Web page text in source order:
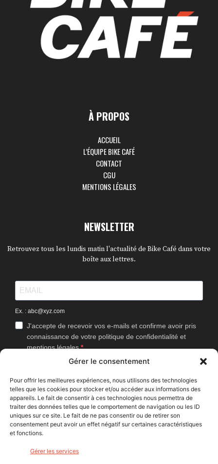
Gérer le consentement
Pour offrir les meilleures expériences, nous utilisons des technologies
telles que les cookies pour stocker et/ou accéder aux informations des
appareils. Le fait de consentir à ces technologies nous permettra de
traiter des données telles que le comportement de navigation ou les ID
uniques sur ce site. Le fait de ne pas consentir ou de retirer son
consentement peut avoir un effet négatif sur certaines caractéristiques
et fonctions.
Gérer les services
À PROPOS
ACCUEIL
L’ÉQUIPE BIKE CAFÉ
CONTACT
CGU
MENTIONS LÉGALES
NEWSLETTER
Retrouvez tous les lundis matin l'actualité de Bike Café dans votre
boîte aux lettres.
Ex. : abc@xyz.com
J'accepte de recevoir vos e-mails et confirme avoir pris
connaissance de votre politique de confidentialité et
mentions légales.
Vous pouvez vous désinscrire à tout moment en cliquant sur le lien
J'accepte que Bike Café mesure l'ouverture des
newsletters afin d'améliorer les contenus proposés.
S'INSCRIRE